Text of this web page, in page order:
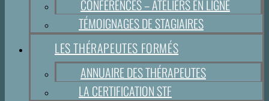
CONFÉRENCES – ATELIERS EN LIGNE
TÉMOIGNAGES DE STAGIAIRES
LES THÉRAPEUTES FORMÉS
ANNUAIRE DES THÉRAPEUTES
LA CERTIFICATION STF